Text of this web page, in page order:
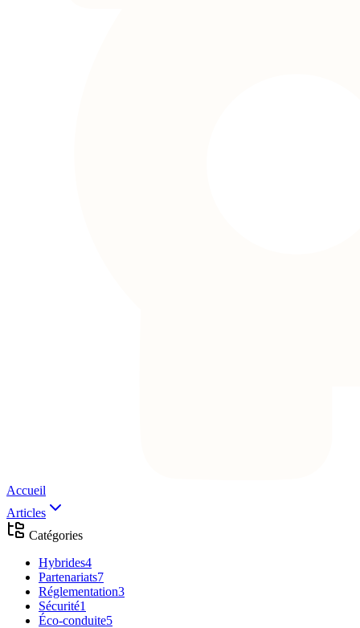
Accueil
Articles
Catégories
Hybrides4
Partenariats7
Réglementation3
Sécurité1
Éco-conduite5